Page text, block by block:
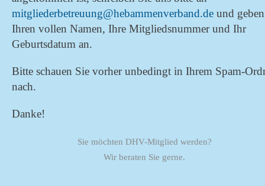
mitgliederbetreuung@heb­ammenverband.deund geben
Ihren vollen Namen, Ihre Mitgliedsnummer und Ihr
Geburtsdatum an.
Bitte schauen Sie vorher unbedingt in Ihrem Spam-
nach.
Danke!
Sie möchten DHV-Mitglied werden?
Wir beraten Sie gerne.